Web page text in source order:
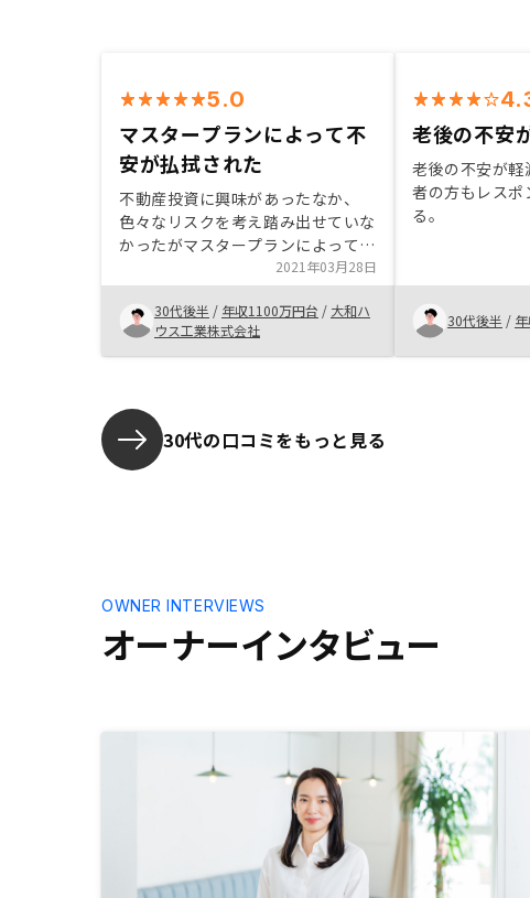
5.0
マスタープランによって不
安が払拭された
不動産投資に興味があったなか、
色々なリスクを考え踏み出せていな
かったがマスタープランによって不
安がほぼ払拭された。税金対策につ
いても詳しく知りたい。
2021年03月28日
30代後半 / 年収1100万円台 / 大和ハ
ウス工業株式会社
老後の不安
老後の不安が軽
者の方もレスポ
る。
30代後半 /
30代の口コミをもっと見る
オーナーインタビュー
OWNER INTERVIEWS